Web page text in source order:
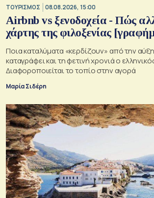
ΤΟΥΡΙΣΜΟΣ 08.08.2026, 15:00
Airbnb vs ξενοδοχεία - Πώς
χάρτης της φιλοξενίας
Ποια καταλύματα «κερδίζουν» από την
καταγράφει και τη φετινή χρονιά ο
Διαφοροποιείται το τοπίο στην αγορά
Μαρία Σιδέρη